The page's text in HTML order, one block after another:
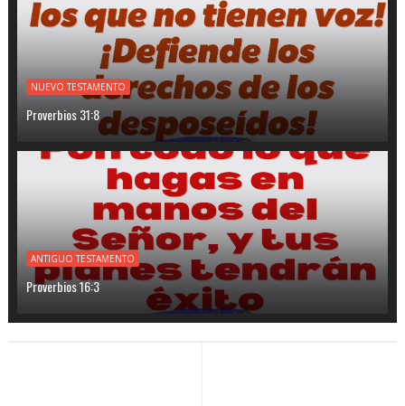
NUEVO TESTAMENTO
Proverbios 31:8
ANTIGUO TESTAMENTO
Proverbios 16:3